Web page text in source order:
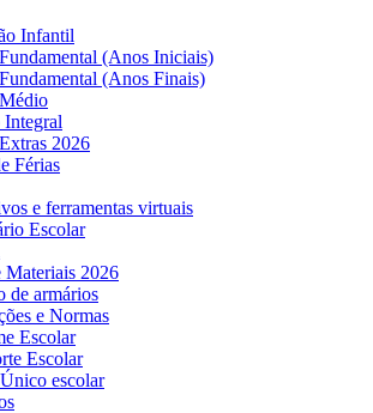
Infantil
(Anos Iniciais)
(Anos Finais)
Integral
2026
Férias
e ferramentas virtuais
Escolar
Materiais 2026
de armários
e Normas
Escolar
Escolar
escolar